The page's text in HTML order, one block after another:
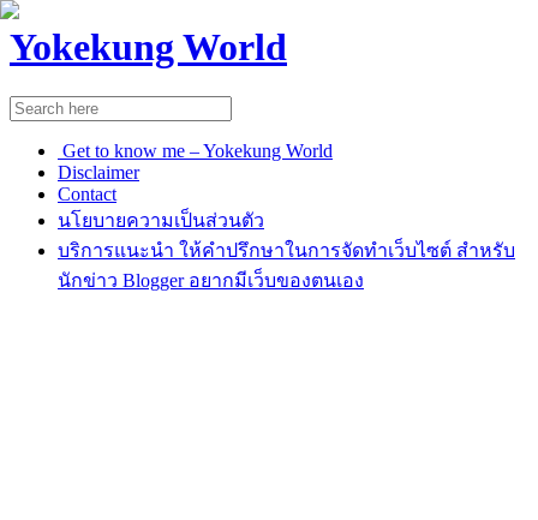
Yokekung World
Get to know me – Yokekung World
Disclaimer
Contact
นโยบายความเป็นส่วนตัว
บริการแนะนำ ให้คำปรึกษาในการจัดทำเว็บไซต์ สำหรับ
นักข่าว Blogger อยากมีเว็บของตนเอง